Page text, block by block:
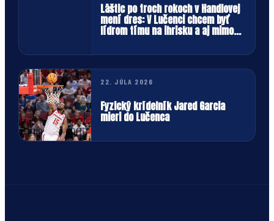
Láštic po troch rokoch v Handlovej
mení dres: V Lučenci chcem byť
lídrom tímu na ihrisku a aj mimo
22. JÚLA 2026
Fyzický krídelník Jared Garcia
mieri do Lučenca